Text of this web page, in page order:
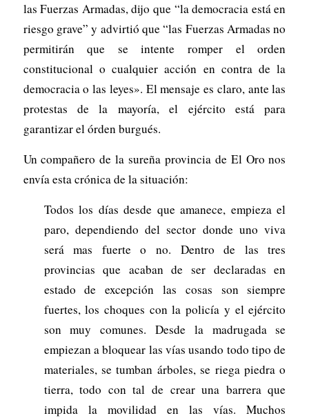
las Fuerzas Armadas, dijo que “la democracia está en
riesgo grave” y advirtió que “las Fuerzas Armadas no
permitirán que se intente romper el orden
constitucional o cualquier acción en contra de la
democracia o las leyes». El mensaje es claro, ante las
protestas de la mayoría, el ejército está para
garantizar el órden burgués.
Un compañero de la sureña provincia de El Oro nos
envía esta crónica de la situación:
Todos los días desde que amanece, empieza el
paro, dependiendo del sector donde uno viva
será mas fuerte o no. Dentro de las tres
provincias que acaban de ser declaradas en
estado de excepción las cosas son siempre
fuertes, los choques con la policía y el ejército
son muy comunes. Desde la madrugada se
empiezan a bloquear las vías usando todo tipo de
materiales, se tumban árboles, se riega piedra o
tierra, todo con tal de crear una barrera que
impida la movilidad en las vías. Muchos